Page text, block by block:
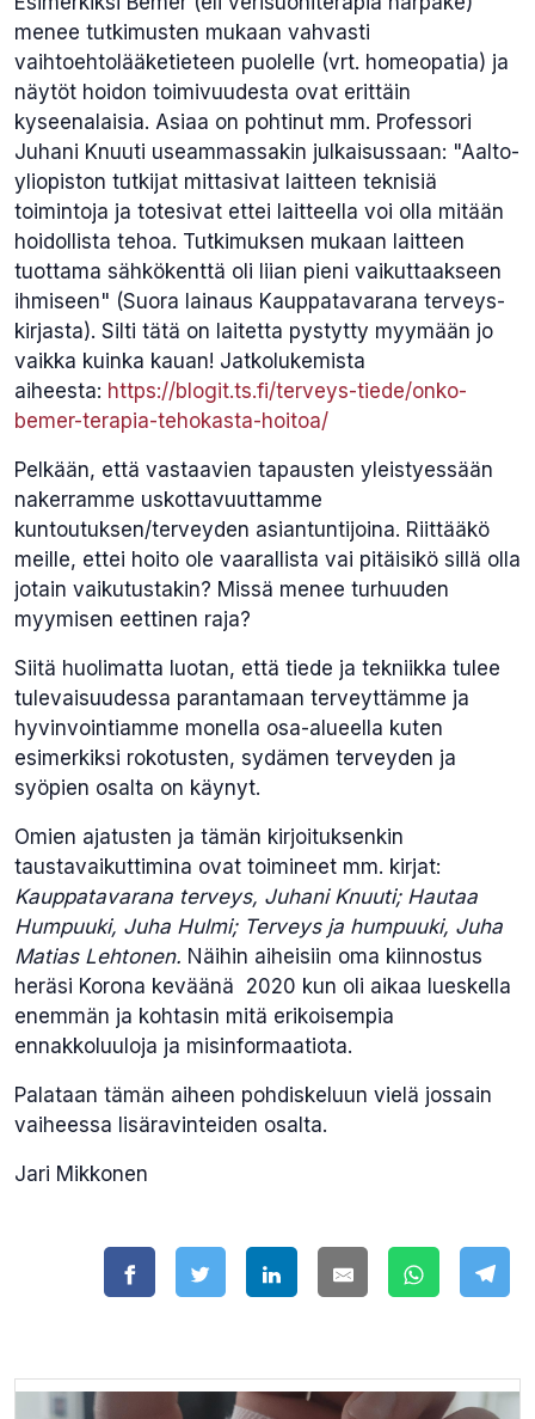
menee tutkimusten mukaan vahvasti
vaihtoehtolääketieteen puolelle (vrt. homeopatia) ja
näytöt hoidon toimivuudesta ovat erittäin
kyseenalaisia. Asiaa on pohtinut mm. Professori
Juhani Knuuti useammassakin julkaisussaan: "Aalto-
yliopiston tutkijat mittasivat laitteen teknisiä
toimintoja ja totesivat ettei laitteella voi olla mitään
hoidollista tehoa. Tutkimuksen mukaan laitteen
tuottama sähkökenttä oli liian pieni vaikuttaakseen
ihmiseen" (Suora lainaus Kauppatavarana terveys-
kirjasta). Silti tätä on laitetta pystytty myymään jo
vaikka kuinka kauan! Jatkolukemista
aiheesta: https://blogit.ts.fi/terveys-tiede/onko-
bemer-terapia-tehokasta-hoitoa/
Pelkään, että vastaavien tapausten yleistyessään
nakerramme uskottavuuttamme
kuntoutuksen/terveyden asiantuntijoina. Riittääkö
meille, ettei hoito ole vaarallista vai pitäisikö sillä olla
jotain vaikutustakin? Missä menee turhuuden
myymisen eettinen raja?
Siitä huolimatta luotan, että tiede ja tekniikka tulee
tulevaisuudessa parantamaan terveyttämme ja
hyvinvointiamme monella osa-alueella kuten
esimerkiksi rokotusten, sydämen terveyden ja
syöpien osalta on käynyt.
Omien ajatusten ja tämän kirjoituksenkin
taustavaikuttimina ovat toimineet mm. kirjat:
Kauppatavarana terveys, Juhani Knuuti; Hautaa
Humpuuki, Juha Hulmi; Terveys ja humpuuki, Juha
Matias Lehtonen. Näihin aiheisiin oma kiinnostus
heräsi Korona keväänä 2020 kun oli aikaa lueskella
enemmän ja kohtasin mitä erikoisempia
ennakkoluuloja ja misinformaatiota.
Palataan tämän aiheen pohdiskeluun vielä jossain
vaiheessa lisäravinteiden osalta.
Jari Mikkonen